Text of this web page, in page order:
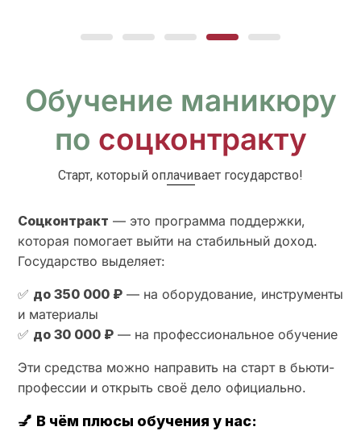
Обучение маникюру
по соцконтракту
Старт, который оплачивает государство!
Соцконтракт — это программа поддержки,
которая помогает выйти на стабильный доход.
Государство выделяет:
✅ до 350 000 ₽ — на оборудование, инструменты
и материалы
✅ до 30 000 ₽ — на профессиональное обучение
Эти средства можно направить на старт в бьюти-
профессии и открыть своё дело официально.
💅 В чём плюсы обучения у нас: